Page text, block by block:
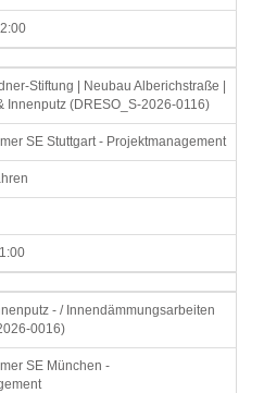
Stiftung | Neubau Alberichstraße |
Innenputz (DRESO_S-2026-0116)
SE Stuttgart - Projektmanagement
- / Innendämmungsarbeiten
0016)
SE München -